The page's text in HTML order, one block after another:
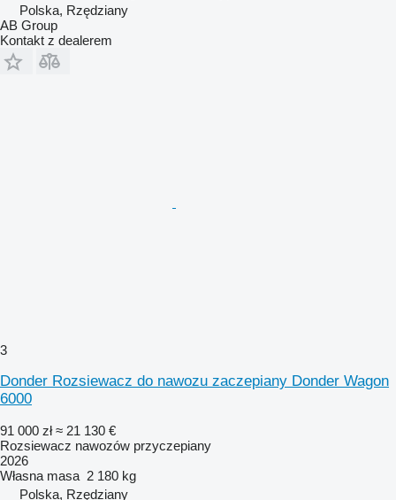
Polska, Rzędziany
AB Group
Kontakt z dealerem
3
Donder Rozsiewacz do nawozu zaczepiany Donder Wagon
6000
91 000 zł ≈ 21 130 €
Rozsiewacz nawozów przyczepiany
2026
Własna masa 2 180 kg
Polska, Rzędziany